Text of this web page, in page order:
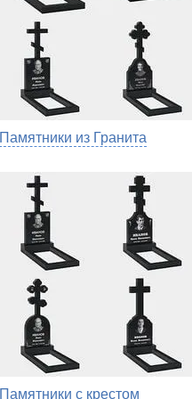
Памятники из Гранита
Памятники с крестом